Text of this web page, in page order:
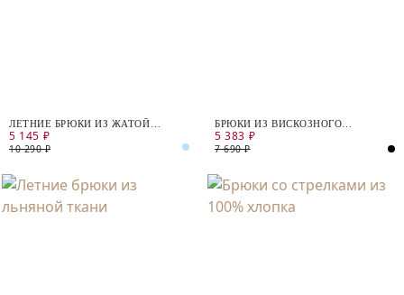
ЛЕТНИЕ БРЮКИ ИЗ ЖАТОЙ
ВИСКОЗЫ
5 145 ₽
10 290 ₽
БРЮКИ ИЗ ВИСКОЗНОГО
ТРИКОТАЖА
5 383 ₽
7 690 ₽